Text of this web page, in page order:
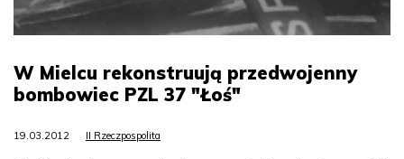
W Mielcu rekonstruują przedwojenny
bombowiec PZL 37 "Łoś"
19.03.2012 II Rzeczpospolita